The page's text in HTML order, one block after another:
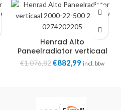
Henrad Alto
Paneelradiator verticaal
2000-22-500 2145W
0274202205
€1.076,82Oorspronkelijke
€882,99 Huidige
incl. btw